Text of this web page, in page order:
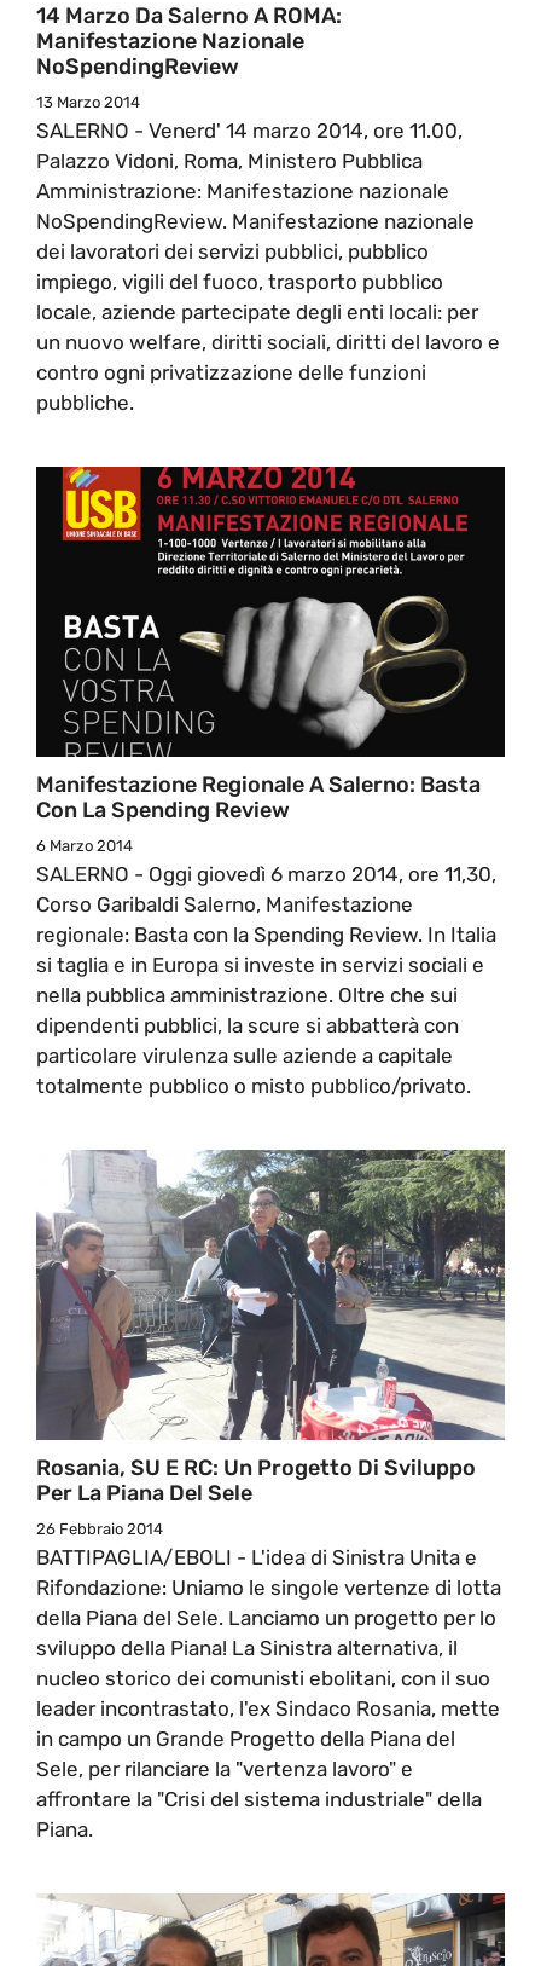
14 Marzo Da Salerno A ROMA:
Manifestazione Nazionale
NoSpendingReview
13 Marzo 2014
SALERNO - Venerd' 14 marzo 2014, ore 11.00,
Palazzo Vidoni, Roma, Ministero Pubblica
Amministrazione: Manifestazione nazionale
NoSpendingReview. Manifestazione nazionale
dei lavoratori dei servizi pubblici, pubblico
impiego, vigili del fuoco, trasporto pubblico
locale, aziende partecipate degli enti locali: per
un nuovo welfare, diritti sociali, diritti del lavoro e
contro ogni privatizzazione delle funzioni
pubbliche.
Manifestazione Regionale A Salerno: Basta
Con La Spending Review
6 Marzo 2014
SALERNO - Oggi giovedì 6 marzo 2014, ore 11,30,
Corso Garibaldi Salerno, Manifestazione
regionale: Basta con la Spending Review. In Italia
si taglia e in Europa si investe in servizi sociali e
nella pubblica amministrazione. Oltre che sui
dipendenti pubblici, la scure si abbatterà con
particolare virulenza sulle aziende a capitale
totalmente pubblico o misto pubblico/privato.
Rosania, SU E RC: Un Progetto Di Sviluppo
Per La Piana Del Sele
26 Febbraio 2014
BATTIPAGLIA/EBOLI - L'idea di Sinistra Unita e
Rifondazione: Uniamo le singole vertenze di lotta
della Piana del Sele. Lanciamo un progetto per lo
sviluppo della Piana! La Sinistra alternativa, il
nucleo storico dei comunisti ebolitani, con il suo
leader incontrastato, l'ex Sindaco Rosania, mette
in campo un Grande Progetto della Piana del
Sele, per rilanciare la "vertenza lavoro" e
affrontare la "Crisi del sistema industriale" della
Piana.